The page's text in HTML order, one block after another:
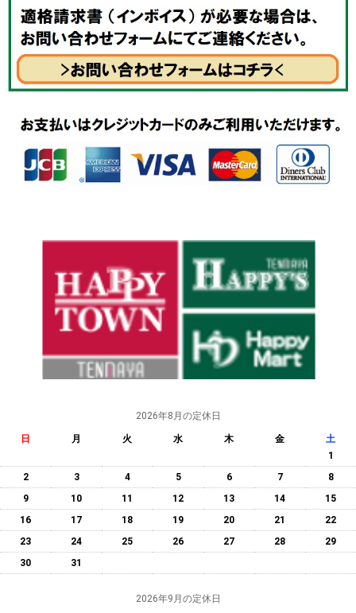
2026年8月の定休日
日 月 火 水 木 金
土
1
2
3 4 5 6 7
8
9
10 11 12 13 14
15
16
17 18 19 20 21
22
23
24 25 26 27 28
29
30
31
2026年9月の定休日